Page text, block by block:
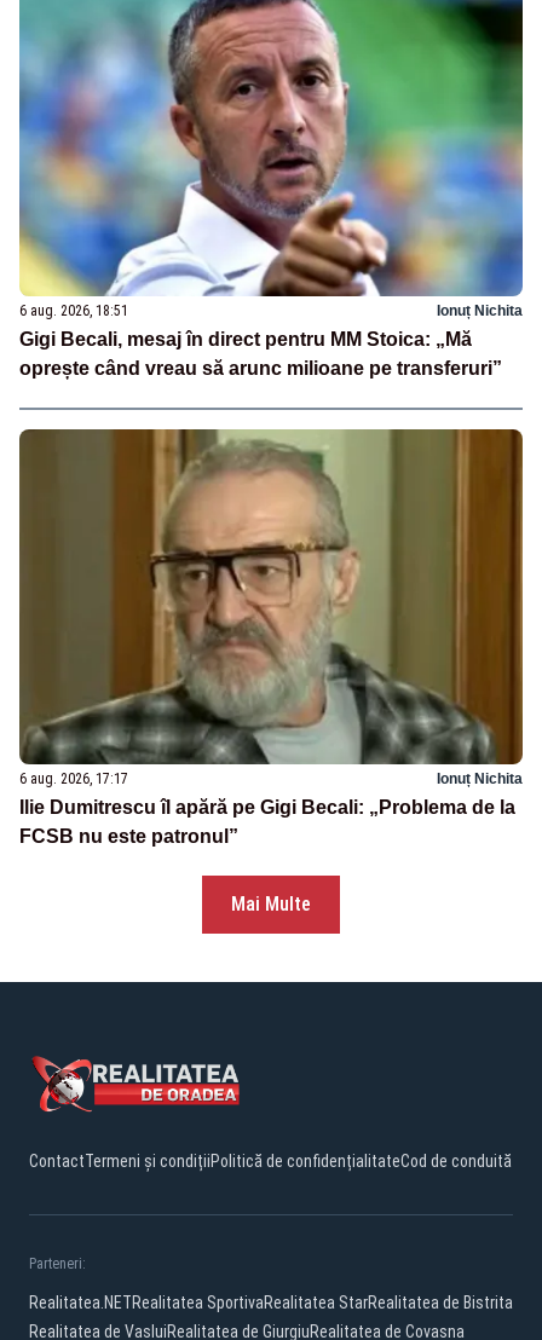
6 aug. 2026, 18:51 Ionuț Nichita
Gigi Becali, mesaj în direct pentru MM Stoica: „Mă
oprește când vreau să arunc milioane pe transferuri”
6 aug. 2026, 17:17 Ionuț Nichita
Ilie Dumitrescu îl apără pe Gigi Becali: „Problema de la
FCSB nu este patronul”
Mai Multe
ContactTermeni și condițiiPolitică de confidențialitateCod de conduită
Parteneri:
Realitatea.NETRealitatea SportivaRealitatea StarRealitatea de Bistrita
Realitatea de VasluiRealitatea de GiurgiuRealitatea de Covasna